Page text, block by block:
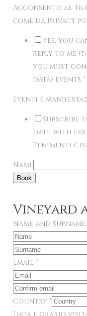
Acconsento al
come da privacy
Yes, you
reply to me
you must
data) Events *
Eventi e
Subscribe
date with
Tenimenti
Name
Book
Vineyard
Name and Surname
Email *
Country *
Data e orario